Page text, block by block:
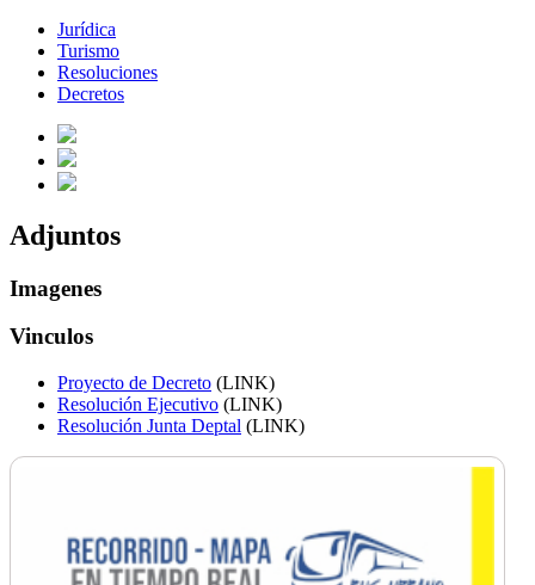
Jurídica
Turismo
Resoluciones
Decretos
Adjuntos
Imagenes
Vinculos
Proyecto de Decreto (LINK)
Resolución Ejecutivo (LINK)
Resolución Junta Deptal (LINK)